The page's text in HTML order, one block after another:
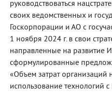
руководствоваться
своих ведомственных и
Госкорпорации и АО с
1 ноября 2024 г. в свои
направленные на развитие
сформулированные
«Объем затрат организаций
использование технологий